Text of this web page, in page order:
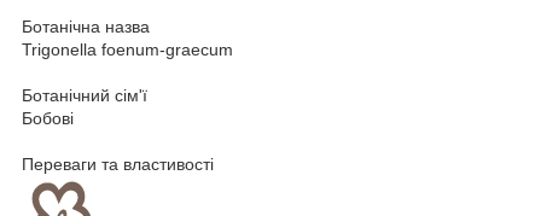
Ботанічна назва
Trigonella foenum-graecum
Ботанічний сім'ї
Бобові
Переваги та властивості